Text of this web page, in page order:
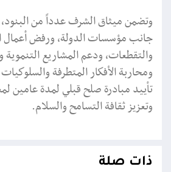
وتضمن ميثاق الشرف عدداً من البنود،
جانب مؤسسات الدولة، ورفض أعمال
والتقطعات، ودعم المشاريع التنموية
ومحاربة الأفكار المتطرفة
تأييد مبادرة صلح قبلي لمدة عامين
وتعزيز ثقافة التسامح والسلام.
ذات صلة